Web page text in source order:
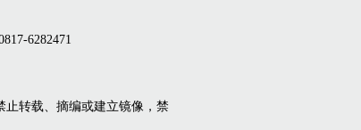
6282471
转载、摘编或建立镜像，禁